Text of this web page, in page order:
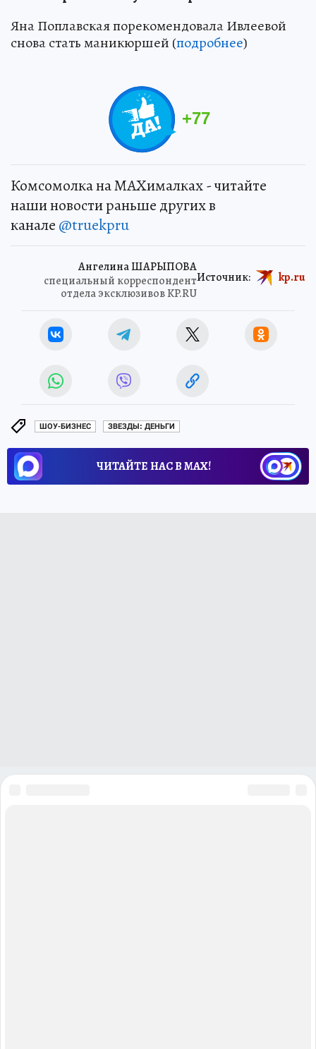
Яна Поплавская порекомендовала Ивлеевой
снова стать маникюршей (подробнее)
+77
Комсомолка на MAXималках - читайте
наши новости раньше других в
канале @truekpru
Ангелина ШАРЫПОВА
специальный корреспондент
отдела эксклюзивов KP.RU
Источник: kp.ru
ШОУ-БИЗНЕС ЗВЕЗДЫ: ДЕНЬГИ
ЧИТАЙТЕ НАС В МАХ!